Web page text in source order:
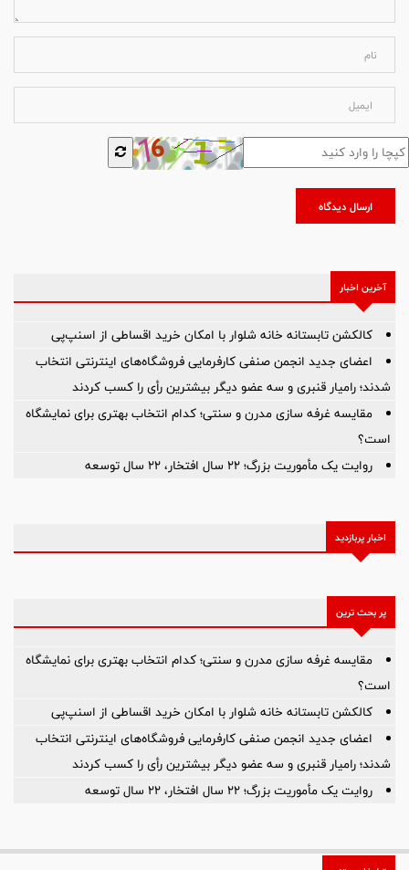
ارسال دیدگاه
آخرین اخبار
کالکشن تابستانه خانه شلوار با امکان خرید اقساطی از اسنپ‌پی
اعضای جدید انجمن صنفی کارفرمایی فروشگاه‌های اینترنتی انتخاب
شدند؛ رامیار قنبری و سه عضو دیگر بیشترین رأی را کسب کردند
مقایسه غرفه سازی مدرن و سنتی؛ کدام انتخاب بهتری برای نمایشگاه
است؟
روایت یک مأموریت بزرگ؛ ۲۲ سال افتخار، ۲۲ سال توسعه
اخبار پربازدید
پر بحث ترین
مقایسه غرفه سازی مدرن و سنتی؛ کدام انتخاب بهتری برای نمایشگاه
است؟
کالکشن تابستانه خانه شلوار با امکان خرید اقساطی از اسنپ‌پی
اعضای جدید انجمن صنفی کارفرمایی فروشگاه‌های اینترنتی انتخاب
شدند؛ رامیار قنبری و سه عضو دیگر بیشترین رأی را کسب کردند
روایت یک مأموریت بزرگ؛ ۲۲ سال افتخار، ۲۲ سال توسعه